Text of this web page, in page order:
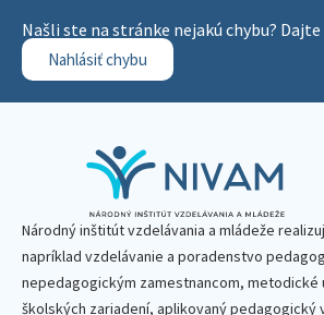
Našli ste na stránke nejakú chybu?
Nahlásiť chybu
Národný inštitút vzdelávania a mládeže
napríklad vzdelávanie a poradenstvo
nepedagogickým zamestnancom, metodické
školských zariadení, aplikovaný pedagogický